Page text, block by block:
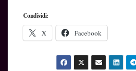
Condividi:
X Facebook